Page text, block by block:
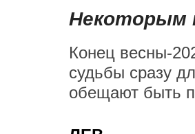
Некоторым
Конец весны-
судьбы сразу
обещают быть